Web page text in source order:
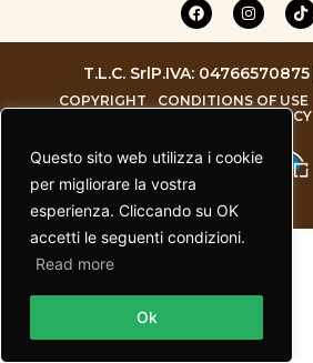
Questo sito web utilizza i cookie
per migliorare la vostra
esperienza. Cliccando su OK
accetti le seguenti condizioni.
Read more
Ok
T.L.C. SrlP.IVA: 04766570875
COPYRIGHT CONDITIONS OF USE
PRIVACY POLICY